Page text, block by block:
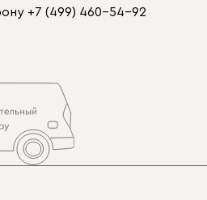
+7 (499) 460-54-92